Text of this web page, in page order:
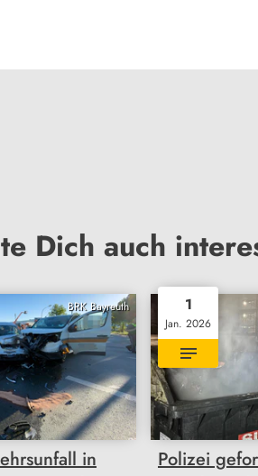
Dich auch
BRK Bayreuth
in
1
Jan. 2026
Polizei